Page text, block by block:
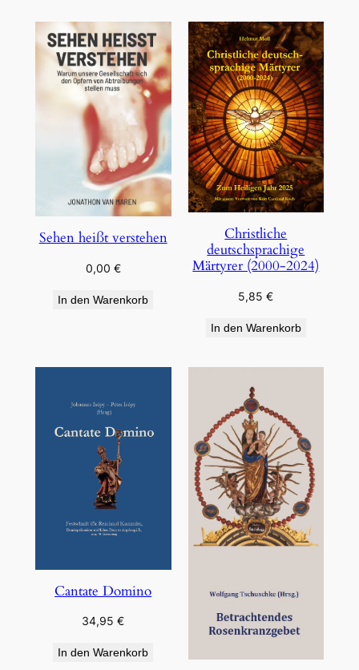
Sehen heißt verstehen
0,00 €
In den Warenkorb
Christliche
deutschsprachige
Märtyrer (2000-2024)
5,85€
In den Warenkorb
Cantate Domino
34,95€
In den Warenkorb